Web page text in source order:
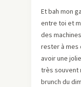
Et bah mon
entre toi et
des
rester à mes
avoir une
très souvent
brunch du